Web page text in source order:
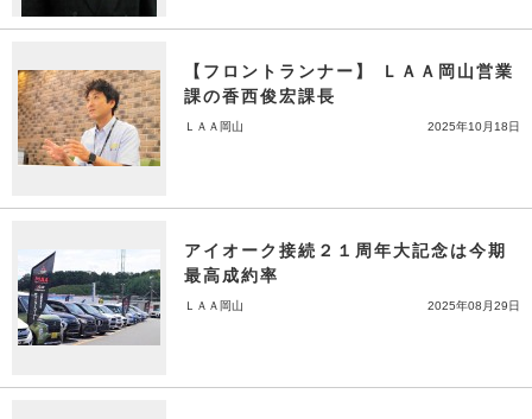
【フロントランナー】 ＬＡＡ岡山営業
課の香西俊宏課長
ＬＡＡ岡山 2025年10月18日
アイオーク接続２１周年大記念は今期
最高成約率
ＬＡＡ岡山 2025年08月29日